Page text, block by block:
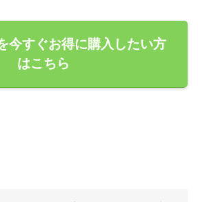
今すぐお得に購入したい方
はこちら